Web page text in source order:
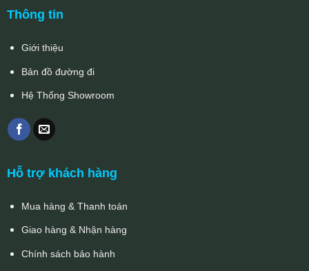
Thông tin
Giới thiệu
Bản đồ đường đi
Hệ Thống Showroom
Hỗ trợ khách hàng
Mua hàng & Thanh toán
Giao hàng & Nhận hàng
Chính sách bảo hành